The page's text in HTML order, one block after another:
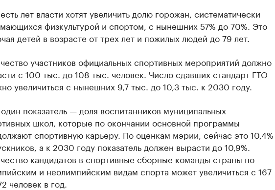
лет власти хотят увеличить долю горожан, систематически
физкультурой и спортом, с нынешних 57% до 70%. Это
детей в возрасте от трех лет и пожилых людей до 79 лет.
участников официальных спортивных мероприятий должно
с 100 тыс. до 108 тыс. человек. Число сдавших стандарт ГТО
увеличиться с нынешних 9,7 тыс. до 10,3 тыс. к 2030 году.
показатель — доля воспитанников муниципальных
школ, которые по окончании основной программы
спортивную карьеру. По оценкам мэрии, сейчас это 10,4%
а к 2030 году показатель должен вырасти до 10,9%.
кандидатов в спортивные сборные команды страны по
и неолимпийским видам спорта может увеличиться с 167
человек в год.